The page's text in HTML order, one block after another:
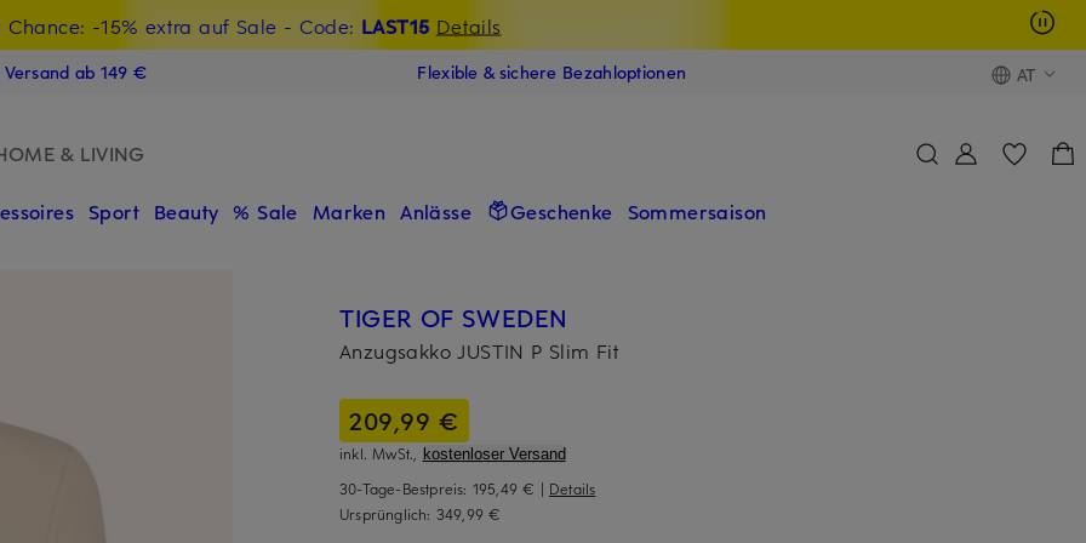
Chance: -15% extra auf Sale - Code: LAST15 Details
Willkommensgutschein mit Beyond sichern
ab 149 € Flexible & sichere Bezahloptionen AT
& LIVING
Sport Beauty % Sale Marken Anlässe Geschenke Sommersaison
TIGER OF SWEDEN
Anzugsakko JUSTIN P Slim Fit
209,99 €
inkl. MwSt., kostenloser Versand
30-Tage-Bestpreis: 195,49 € | Details
Ursprünglich: 349,99 €